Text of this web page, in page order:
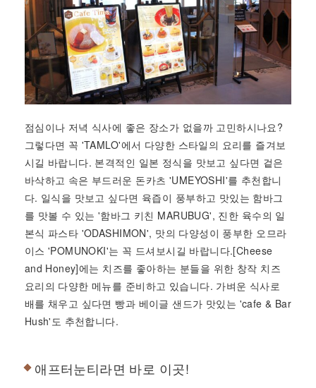
점심이나 저녁 식사에 좋은 장소가 없을까 고민하시나요?
그렇다면 꼭 'TAMLO'에서 다양한 스타일의 요리를 즐겨보
시길 바랍니다. 본격적인 일본 정식을 맛보고 싶다면 겉은
바삭하고 속은 부드러운 돈카츠 'UMEYOSHI'를 추천합니
다. 일식을 맛보고 싶다면 육즙이 풍부하고 맛있는 함바그
를 맛볼 수 있는 '함바그 키친 MARUBUG', 진한 육수의 일
본식 파스타 'ODASHIMON', 맛의 다양성이 풍부한 오므라
이스 'POMUNOKI'는 꼭 드셔보시길 바랍니다.[Cheese
and Honey]에는 치즈를 좋아하는 분들을 위한 창작 치즈
요리의 다양한 메뉴를 준비하고 있습니다. 가벼운 식사로
배를 채우고 싶다면 빵과 베이글 샌드가 맛있는 'cafe & Bar
Hush'도 추천합니다.
애프터눈티라면 바로 이곳!